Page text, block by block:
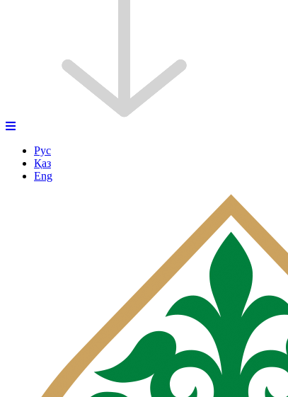
Рус
Қаз
Eng